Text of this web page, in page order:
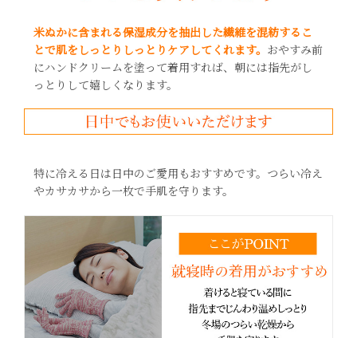
米ぬかに含まれる保湿成分を抽出した繊維を混紡するこ
とで肌をしっとりしっとりケアしてくれます。 おやすみ前
にハンドクリームを塗って着用すれば、朝には指先がし
っとりして嬉しくなります。
特に冷える日は日中のご愛用もおすすめです。つらい冷え
やカサカサから一枚で手肌を守ります。